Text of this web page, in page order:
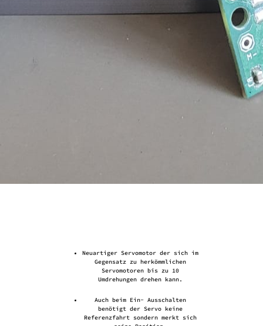
Neuartiger Servomotor der sich im
Gegensatz zu herkömmlichen
Servomotoren bis zu 10
Umdrehungen drehen kann.
Auch beim Ein- Ausschalten
benötigt der Servo keine
Referenzfahrt sondern merkt sich